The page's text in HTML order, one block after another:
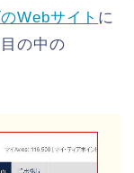
Webサイト に
の中の